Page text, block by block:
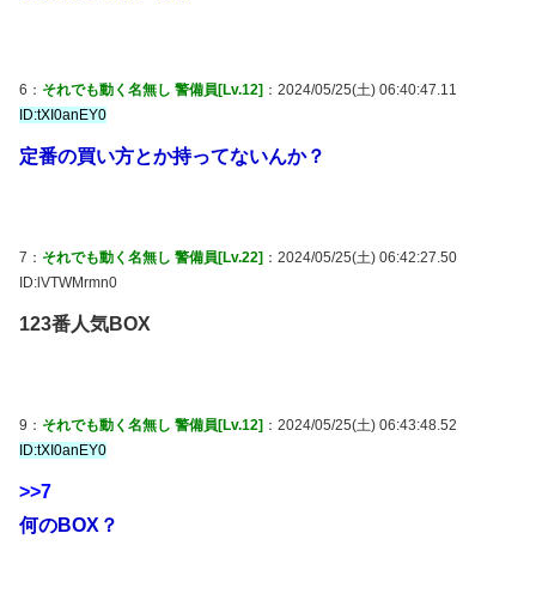
6： それでも動く名無し 警備員[Lv.12] ：2024/05/25(土) 06:40:47.11
ID:tXI0anEY0
定番の買い方とか持ってないんか？
7： それでも動く名無し 警備員[Lv.22] ：2024/05/25(土) 06:42:27.50
ID:lVTWMrmn0
123番人気BOX
9： それでも動く名無し 警備員[Lv.12] ：2024/05/25(土) 06:43:48.52
ID:tXI0anEY0
>>7
何のBOX？